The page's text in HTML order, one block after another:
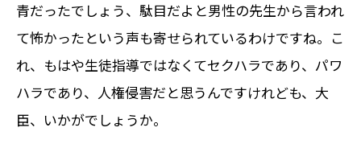
青だったでしょう、駄目だよと男性の先生から言われ
て怖かったという声も寄せられているわけですね。こ
れ、もはや生徒指導ではなくてセクハラであり、パワ
ハラであり、人権侵害だと思うんですけれども、大
臣、いかがでしょうか。